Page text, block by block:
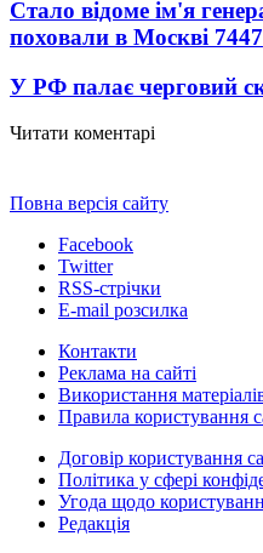
Стало відоме ім'я
поховали в Москві 7447
У РФ палає черговий
Читати коментарі
Повна версія сайту
Facebook
Twitter
RSS-стрічки
E-mail розсилка
Контакти
Реклама на сайті
Використання
Правила користування
Договір користування
Політика у сфері
Угода щодо
Редакція